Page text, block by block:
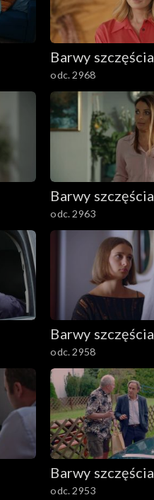
Barwy szczęścia
odc. 2968
Barwy szczęścia
odc. 2963
Barwy szczęścia
odc. 2958
Barwy szczęścia
odc. 2953